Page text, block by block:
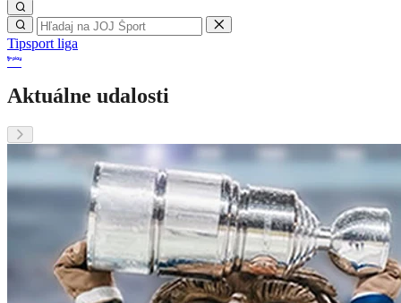
Tipsport liga
Aktuálne udalosti